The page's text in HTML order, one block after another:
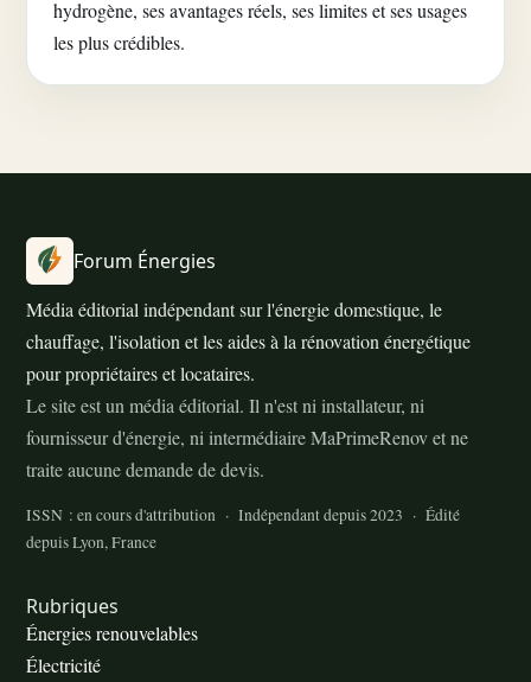
hydrogène, ses avantages réels, ses limites et ses usages
les plus crédibles.
Forum Énergies
Média éditorial indépendant sur l'énergie domestique, le
chauffage, l'isolation et les aides à la rénovation énergétique
pour propriétaires et locataires.
Le site est un média éditorial. Il n'est ni installateur, ni
fournisseur d'énergie, ni intermédiaire MaPrimeRenov et ne
traite aucune demande de devis.
ISSN : en cours d'attribution · Indépendant depuis 2023 · Édité
depuis Lyon, France
Rubriques
Énergies renouvelables
Électricité